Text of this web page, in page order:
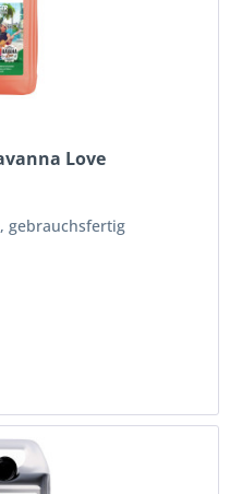
Love
gebrauchsfertig